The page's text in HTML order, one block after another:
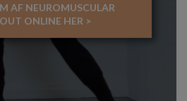
AF NEUROMUSCULAR
ONLINE HER >